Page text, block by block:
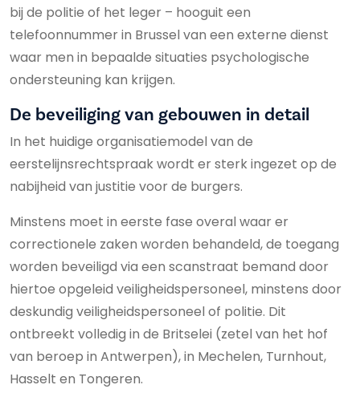
bij de politie of het leger – hooguit een
telefoonnummer in Brussel van een externe dienst
waar men in bepaalde situaties psychologische
ondersteuning kan krijgen.
De beveiliging van gebouwen in detail
In het huidige organisatiemodel van de
eerstelijnsrechtspraak wordt er sterk ingezet op de
nabijheid van justitie voor de burgers.
Minstens moet in eerste fase overal waar er
correctionele zaken worden behandeld, de toegang
worden beveiligd via een scanstraat bemand door
hiertoe opgeleid veiligheidspersoneel, minstens door
deskundig veiligheidspersoneel of politie. Dit
ontbreekt volledig in de Britselei (zetel van het hof
van beroep in Antwerpen), in Mechelen, Turnhout,
Hasselt en Tongeren.